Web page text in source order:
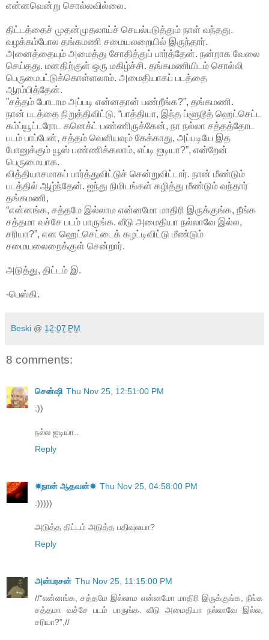
என்னவென்று சொல்லவில்லை.
திட்டத்தைச் முதன்முதலாய்ச் செயல்படுத்தும் நாள் வந்தது.
வழக்கம்போல தங்கமணி சமையலறையில் இருந்தார்.
அனைத்தையும் அமைத்து சோதித்துப் பார்த்தேன். நன்றாக வேலை
செய்தது. மனதிற்குள் ஒரு மகிழ்ச்சி. தங்கமணியிடம் சொல்லி
பெருமைபட்டுக்கொள்ளலாம். அமைதியாகப் படத்தை
ஆரம்பித்தேன்.
”சத்தம் போடாம அப்படி என்னதான் பண்றீங்க?”, தங்கமணி.
நான் படத்தை நிறுத்திவிட்டு, “பாத்தியா, இந்த ப்ளூடூத் ஹெட்செட்ட
கம்ப்யூட்டரோட கனெக்ட் பண்ணிருக்கேன், நா நல்லா சத்தத்தோட
படம் பாப்பேன், சத்தம் வெளியவும் கேக்காது, அப்படியே இத
போனுக்கும் யூஸ் பண்ணிக்கலாம், எப்டி ஐடியா?”, என்றேன்
பெருமையாக.
வித்தியாசமாகப் பார்த்துவிட்டுச் சென்றுவிட்டார். நான் மீண்டும்
படத்தில் ஆழ்ந்தேன். ஐந்து நிமிடங்கள் கழித்து மீண்டும் வந்தார்
தங்கமணி,
“என்னங்க, சத்தமே இல்லாம என்னமோ மாதிரி இருக்குங்க, நீங்க
சத்தமா வச்சே படம் பாருங்க. வீடு அமைதியா நல்லாவே இல்ல,
சரியா?”, என ஹெட்செட்டைக் கழட்டிவிட்டு மீண்டும்
சமையலைறைக்குள் சென்றார்.
அடுத்து, திட்டம் இ.
-பெஸ்கி.
Beski @ 12:07 PM
8 comments:
சென்ஷி Thu Nov 25, 12:51:00 PM
;))
நல்ல ஐடியா..
Reply
☀நான் ஆதவன்☀ Thu Nov 25, 04:58:00 PM
:)))))
அடுத்த திட்டம் அடுத்த பதிவுலயா?
Reply
அன்பரசன் Thu Nov 25, 11:15:00 PM
//“என்னங்க, சத்தமே இல்லாம என்னமோ மாதிரி இருக்குங்க, நீங்க
சத்தமா வச்சே படம் பாருங்க. வீடு அமைதியா நல்லாவே இல்ல,
சரியா?”,//